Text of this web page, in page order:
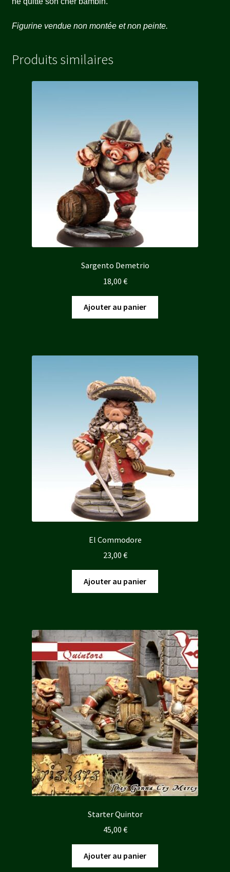
Figurine vendue non montée et non peinte.
Produits similaires
Sargento Demetrio
18,00 €
Ajouter au panier
El Commodore
23,00 €
Ajouter au panier
Starter Quintor
45,00 €
Ajouter au panier